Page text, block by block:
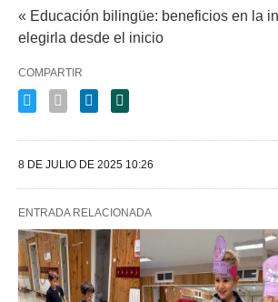
« Educación bilingüe: beneficios en la
elegirla desde el inicio
COMPARTIR
8 DE JULIO DE 2025 10:26
ENTRADA RELACIONADA